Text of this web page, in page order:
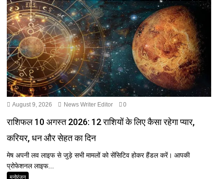
August 9, 2026 News Writer Editor 0
राशिफल 10 अगस्त 2026: 12 राशियों के लिए कैसा रहेगा प्यार,
करियर, धन और सेहत का दिन
मेष अपनी लव लाइफ से जुड़े सभी मामलों को सेंसिटिव होकर हैंडल करें। आपकी
प्रोफेशनल लाइफ...
मनोरंजन